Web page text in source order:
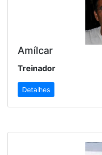
Amílcar
Treinador
Detalhes